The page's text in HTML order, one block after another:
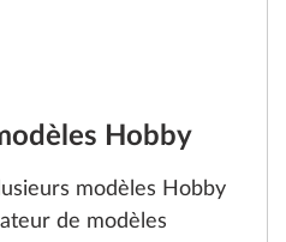
Hobby
modèles Hobby
de modèles